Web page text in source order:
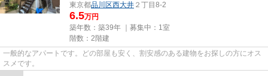
東京都品川区西大井 ２丁目8-2
6.5万円
築年数：築39年 ｜募集中： 1室
階数：2階建
一般的なアパートです。どの部屋も安く、割安感のある建物をお探しの方にオス
スメです。